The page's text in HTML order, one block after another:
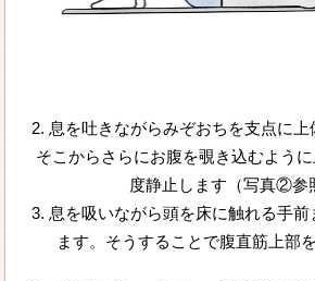
2. 息を吐きながらみぞおちを支点に上
そこからさらにお腹を覗き込むよう
度静止します（写真②参
3. 息を吸いながら頭を床に触れる手前
ます。そうすることで腹直筋上部